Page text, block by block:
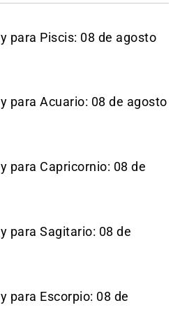
para Piscis: 08 de agosto
para Acuario: 08 de agosto
para Capricornio: 08 de
para Sagitario: 08 de
para Escorpio: 08 de